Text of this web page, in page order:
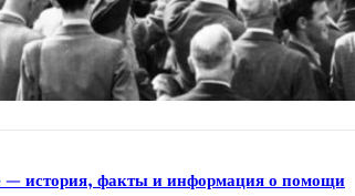
история, факты и информация о помощи